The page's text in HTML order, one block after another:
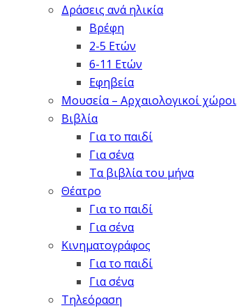
Δράσεις ανά ηλικία
Βρέφη
2-5 Ετών
6-11 Ετών
Εφηβεία
Μουσεία – Αρχαιολογικοί χώροι
Βιβλία
Για το παιδί
Για σένα
Τα βιβλία του μήνα
Θέατρο
Για το παιδί
Για σένα
Κινηματογράφος
Για το παιδί
Για σένα
Τηλεόραση